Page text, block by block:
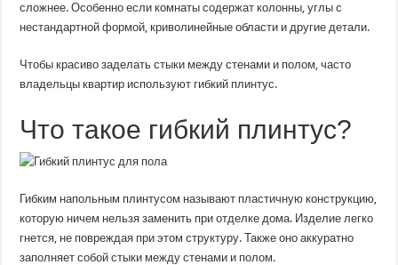
сложнее. Особенно если комнаты содержат колонны, углы с
нестандартной формой, криволинейные области и другие детали.
Чтобы красиво заделать стыки между стенами и полом, часто
владельцы квартир используют гибкий плинтус.
Что такое гибкий плинтус?
Гибким напольным плинтусом называют пластичную конструкцию,
которую ничем нельзя заменить при отделке дома. Изделие легко
гнется, не повреждая при этом структуру. Также оно аккуратно
заполняет собой стыки между стенами и полом.